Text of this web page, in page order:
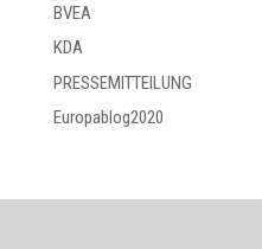
BVEA
KDA
PRESSEMITTEILUNG
Europablog2020